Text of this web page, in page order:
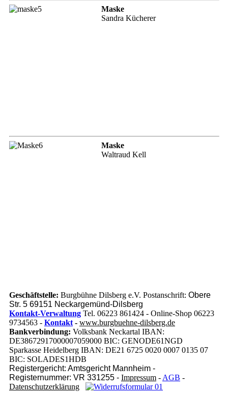
Maske
Sandra Kücherer
Maske
Waltraud Kell
Geschäftstelle: Burgbühne Dilsberg e.V. Postanschrift: Obere
Str. 5 69151 Neckargemünd-Dilsberg
Kontakt-Verwaltung Tel. 06223 861424 - Online-Shop 06223
9734563 - Kontakt - www.burgbuehne-dilsberg.de
Bankverbindung: Volksbank Neckartal IBAN:
DE38672917000007059000 BIC: GENODE61NGD
Sparkasse Heidelberg IBAN: DE21 6725 0020 0007 0135 07
BIC: SOLADES1HDB
Registergericht: Amtsgericht Mannheim -
Registernummer: VR 331255 - Impressum - AGB -
Datenschutzerklärung